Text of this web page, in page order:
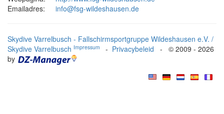
Emailadres:
info@fsg-wildeshausen.de
Skydive Varrelbusch - Fallschirmsportgruppe Wildeshausen e.V. /
Skydive Varrelbusch Impressum - Privacybeleid
- © 2009 - 2026
by